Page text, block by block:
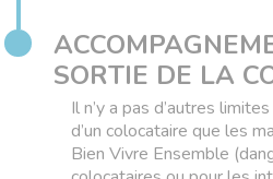
SORTIE DE LA
Il n’y a pas d’autres
d’un colocataire que les
Bien Vivre Ensemble